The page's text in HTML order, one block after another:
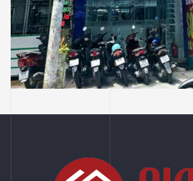
NHÀ THUỐC LONG CHÂU
Thiết Kế Thi Công Công